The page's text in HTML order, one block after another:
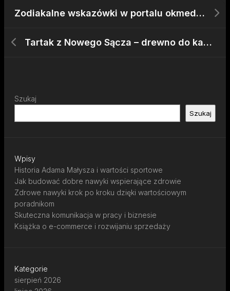
Zodiakalne wskazówki w portalu okmedia.pl
Tartak z Nowego Sącza – drewno do każdej inwestycji
Szukaj
Szukaj
Wpisy
Historia Adama Małysza i wartości sportowe
Jak budować dobre nawyki wspierające zdrowie
Zdrowe nawyki krok po kroku dzięki wartościowym
poradnikom
Skuteczna komunikacja w pracy i biznesie
Książka o e-commerce i rozwijaniu sprzedaży
Kategorie
sierpień 2026